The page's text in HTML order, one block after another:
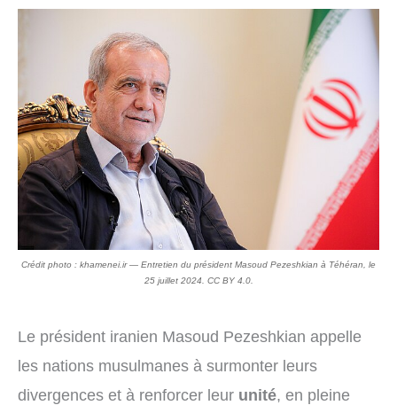
Crédit photo : khamenei.ir — Entretien du président Masoud Pezeshkian à Téhéran, le
25 juillet 2024. CC BY 4.0.
Le président iranien Masoud Pezeshkian appelle
les nations musulmanes à surmonter leurs
divergences et à renforcer leur unité, en pleine